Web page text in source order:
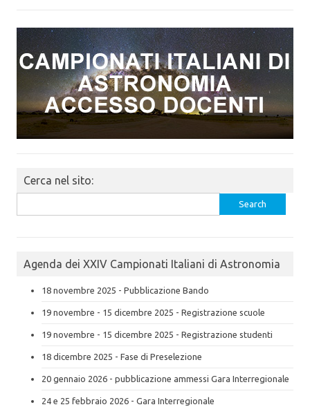
Cerca nel sito:
for:
Agenda dei XXIV Campionati Italiani di Astronomia
18 novembre 2025 - Pubblicazione Bando
19 novembre - 15 dicembre 2025 - Registrazione scuole
19 novembre - 15 dicembre 2025 - Registrazione studenti
18 dicembre 2025 - Fase di Preselezione
20 gennaio 2026 - pubblicazione ammessi Gara Interregionale
24 e 25 febbraio 2026 - Gara Interregionale